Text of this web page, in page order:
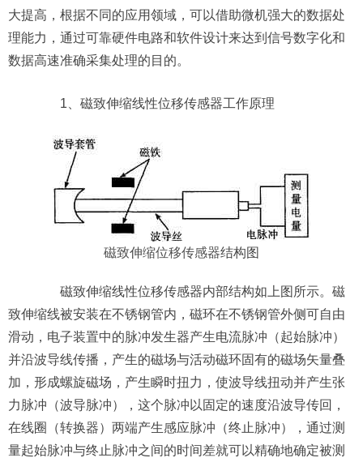
大提高，根据不同的应用领域，可以借助微机强大的数据处
理能力，通过可靠硬件电路和软件设计来达到信号数字化和
数据高速准确采集处理的目的。
1、磁致伸缩线性位移传感器工作原理
磁致伸缩位移传感器结构图
磁致伸缩线性位移传感器内部结构如上图所示。磁
致伸缩线被安装在不锈钢管内，磁环在不锈钢管外侧可自由
滑动，电子装置中的脉冲发生器产生电流脉冲（起始脉冲）
并沿波导线传播，产生的磁场与活动磁环固有的磁场矢量叠
加，形成螺旋磁场，产生瞬时扭力，使波导线扭动并产生张
力脉冲（波导脉冲），这个脉冲以固定的速度沿波导传回，
在线圈（转换器）两端产生感应脉冲（终止脉冲），通过测
量起始脉冲与终止脉冲之间的时间差就可以精确地确定被测